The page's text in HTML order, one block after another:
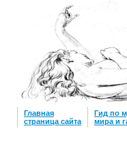
Главная
страница сайта
Гид по
мира и